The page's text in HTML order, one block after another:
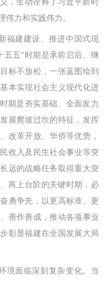
伟力和实践伟力。
福建建设、推进中国式现
五五”时期是承前启后、继
标不放松，一张蓝图绘到
本实现社会主义现代化进
期是夯实基础、全面发力
展爬坡过坎的特征，发挥
改革开放、华侨等优势，
收入及民生社会事业等突
远的战略任务取得重大突
再上台阶的关键时期，必
勇争先，以更高标准、更
善作善成，推动各项事业
彰显福建在全国发展大局
境面临深刻复杂变化。当